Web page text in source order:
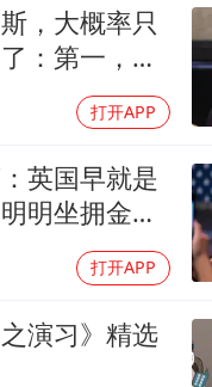
老挝国会主席赛
乐享全民健身
，大概率只
：第一，把
盘全部吐出来
打开APP
英国早就是
明坐拥金
无动于衷
打开APP
之演习》精选